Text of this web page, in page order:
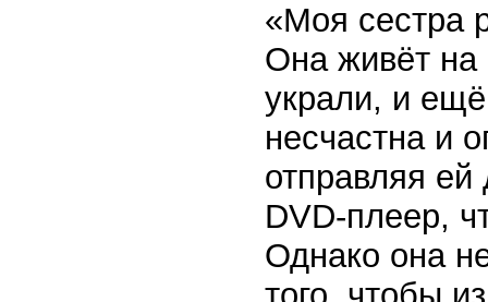
«Моя сестра
Она живёт на
украли, и
несчастна и
отправляя
DVD-плеер,
Однако она